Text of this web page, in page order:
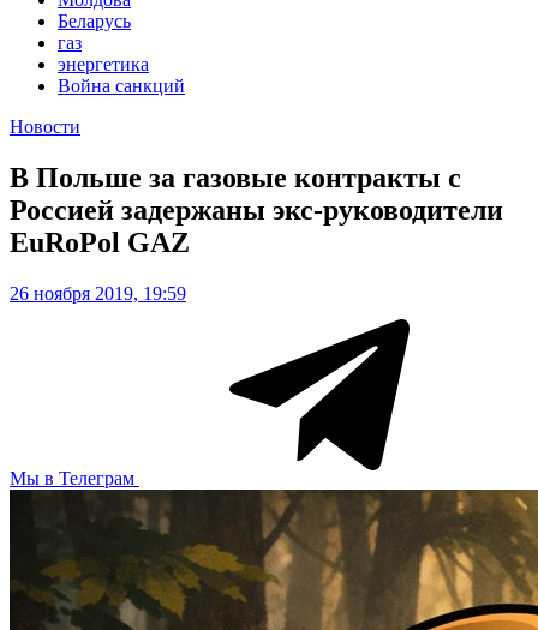
Беларусь
газ
энергетика
Война санкций
Новости
В Польше за газовые контракты с
Россией задержаны экс-руководители
EuRoPol GAZ
26 ноября 2019, 19:59
Мы в Телеграм